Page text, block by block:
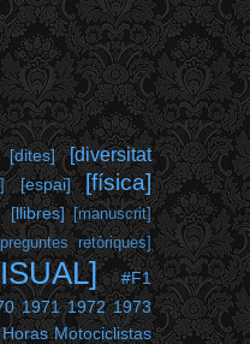
[dites]
[diversitat
[espai] [física]
[llibres] [manuscrit]
retòriques]
#F1
1971 1972 1973
Motociclistas